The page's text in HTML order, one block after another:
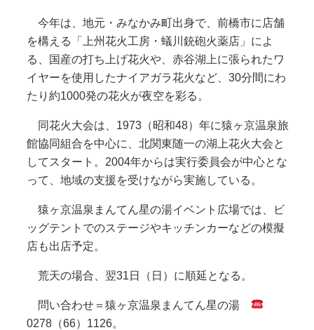
今年は、地元・みなかみ町出身で、前橋市に店舗
を構える「上州花火工房・蟻川銃砲火薬店」によ
る、国産の打ち上げ花火や、赤谷湖上に張られたワ
イヤーを使用したナイアガラ花火など、30分間にわ
たり約1000発の花火が夜空を彩る。
同花火大会は、1973（昭和48）年に猿ヶ京温泉旅
館協同組合を中心に、北関東随一の湖上花火大会と
してスタート。2004年からは実行委員会が中心とな
って、地域の支援を受けながら実施している。
猿ヶ京温泉まんてん星の湯イベント広場では、ビ
ッグテントでのステージやキッチンカーなどの模擬
店も出店予定。
荒天の場合、翌31日（日）に順延となる。
問い合わせ＝猿ヶ京温泉まんてん星の湯
0278（66）1126。